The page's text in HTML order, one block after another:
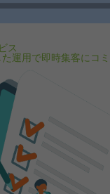
ス
運用で即時集客にコ